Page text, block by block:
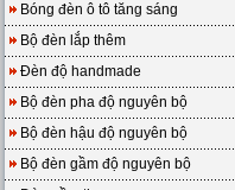
Bóng đèn ô tô tăng sáng
Bộ đèn lắp thêm
Đèn độ handmade
Bộ đèn pha độ nguyên bộ
Bộ đèn hậu độ nguyên bộ
Bộ đèn gầm độ nguyên bộ